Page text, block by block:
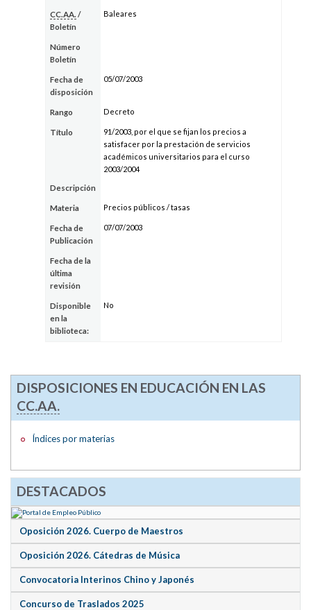
CC.AA. /
Boletín
Baleares
Número
Boletín
Fecha de
disposición
05/07/2003
Rango Decreto
Título
91/2003, por el que se fijan los precios a
satisfacer por la prestación de servicios
académicos universitarios para el curso
2003/2004
Descripción
Materia Precios públicos / tasas
Fecha de
Publicación
07/07/2003
Fecha de la
última
revisión
Disponible
en la
biblioteca:
No
DISPOSICIONES EN EDUCACIÓN EN LAS
CC.AA.
Índices por materias
DESTACADOS
Oposición 2026. Cuerpo de Maestros
Oposición 2026. Cátedras de Música
Convocatoria Interinos Chino y Japonés
Concurso de Traslados 2025